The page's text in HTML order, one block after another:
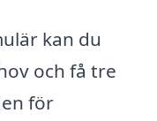
kan du
och få tre
för